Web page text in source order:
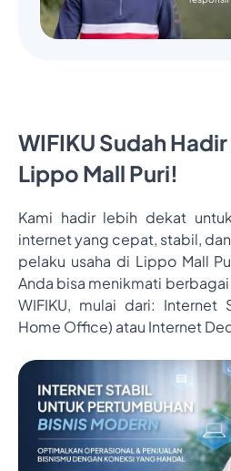
WIFIKU Sudah
Lippo Mall Puri!
Kami hadir lebih dekat
internet yang cepat, stabil,
pelaku usaha di Lippo Mall
Anda bisa menikmati
WIFIKU, mulai dari:
Home Office) atau Internet